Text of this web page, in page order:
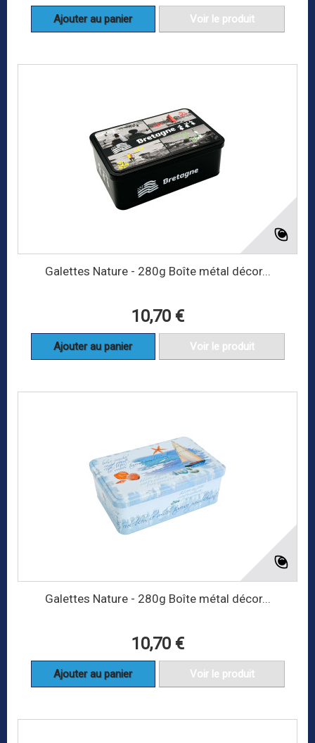
Ajouter au panier Voir le produit
Galettes Nature - 280g Boîte métal décor...
10,70 €
Ajouter au panier Voir le produit
Galettes Nature - 280g Boîte métal décor...
10,70 €
Ajouter au panier Voir le produit